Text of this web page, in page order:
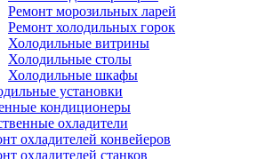
Ремонт морозильных ларей
Ремонт холодильных горок
Холодильные витрины
Холодильные столы
Холодильные шкафы
установки
кондиционеры
охладители
охладителей конвейеров
охладителей станков